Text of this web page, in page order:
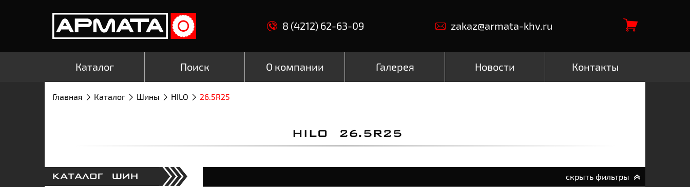
8 (4212) 62-63-09 zakaz@armata-khv.ru
Каталог Поиск О компании Галерея Новости Контакты
Главная Каталог Шины HILO 26.5R25
HILO 26.5R25
КАТАЛОГ ШИН скрыть фильтры